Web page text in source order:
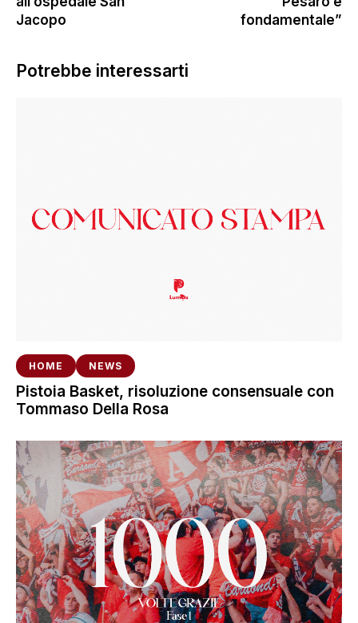
Jacopo
fondamentale”
Potrebbe interessarti
HOME NEWS
Pistoia Basket, risoluzione consensuale con
Tommaso Della Rosa